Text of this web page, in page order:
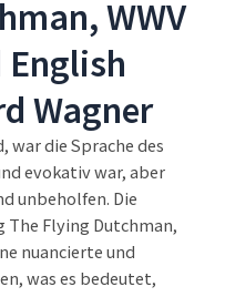
WWV
English
Wagner
war die Sprache des
evokativ war, aber
unbeholfen. Die
The Flying Dutchman,
nuancierte und
was es bedeutet,